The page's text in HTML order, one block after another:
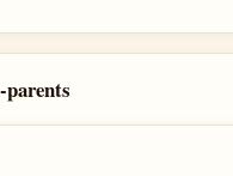
parents